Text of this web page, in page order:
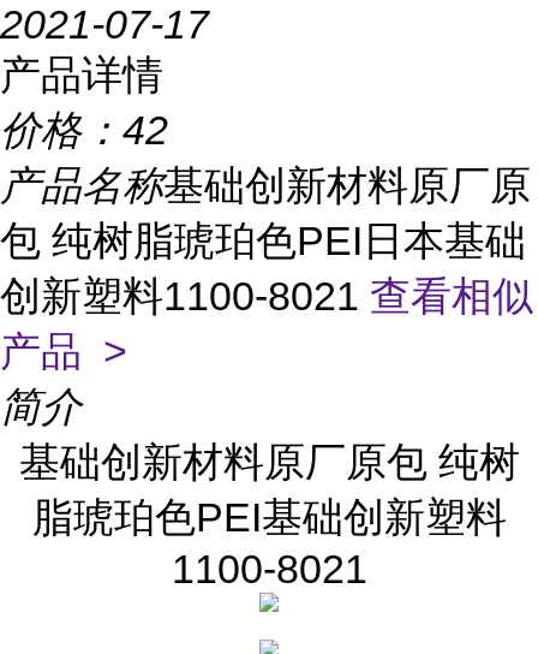
2021-07-17
产品详情
价格： 42
产品名称基础创新材料原厂原
包 纯树脂琥珀色PEI日本基础
创新塑料1100-8021 查看相似
产品 >
简介
基础创新材料原厂原包 纯树
脂琥珀色PEI基础创新塑料
1100-8021